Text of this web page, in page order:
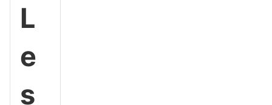
L
e
s